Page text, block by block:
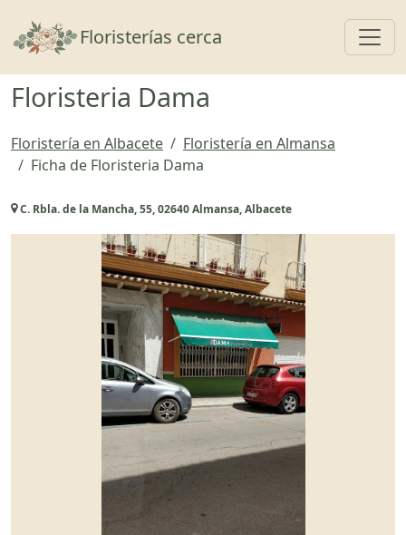
Floristerías cerca
Floristeria Dama
Floristería en Albacete
Floristería en Almansa
Ficha de Floristeria Dama
C. Rbla. de la Mancha, 55, 02640 Almansa, Albacete